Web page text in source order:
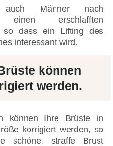
auch Männer nach
einen erschlafften
so dass ein Lifting des
interessant wird.
können
werden.
können Ihre Brüste in
korrigiert werden, so
schöne, straffe Brust